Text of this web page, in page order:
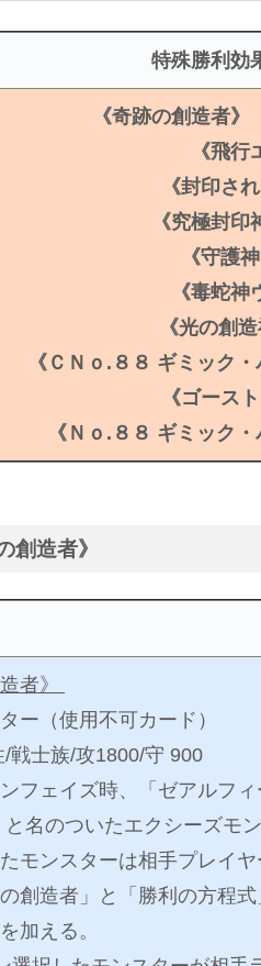
特殊勝利効
《奇跡の創造者
《飛
《封印さ
《究極封
《守護
《毒蛇
《光の創
《ＣＮｏ.８８ ギミック
《ゴース
《Ｎｏ.８８ ギミック
創造者》
者》
ー（使用不可カード）
戦士族/攻1800/守 900
フェイズ時、「ゼアルフ
と名のついたエクシーズモ
モンスターは相手プレイ
創造者」と「勝利の方程
加える。